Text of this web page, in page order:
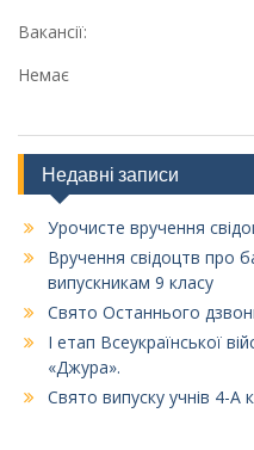
Вакансії:
Немає
Недавні записи
Урочисте вручення
Вручення свідоцтв про
випускникам 9 класу
Свято Останнього
І етап Всеукраїнської
«Джура».
Свято випуску учнів 4-А